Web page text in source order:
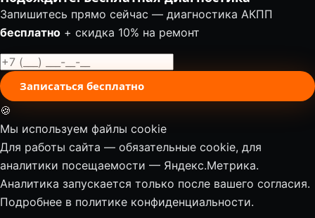
Запишитесь прямо сейчас — диагностика АКПП
бесплатно + скидка 10% на ремонт
Записаться бесплатно
🍪
Мы используем файлы cookie
Для работы сайта — обязательные cookie, для
аналитики посещаемости — Яндекс.Метрика.
Аналитика запускается только после вашего согласия.
Подробнее в политике конфиденциальности.